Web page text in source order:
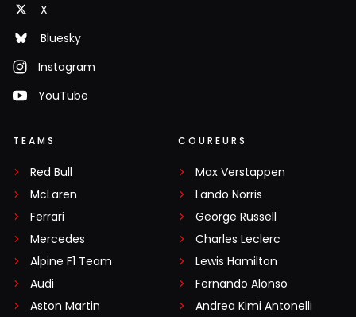
X
Bluesky
Instagram
YouTube
TEAMS
Red Bull
McLaren
Ferrari
Mercedes
Alpine F1 Team
Audi
Aston Martin
COUREURS
Max Verstappen
Lando Norris
George Russell
Charles Leclerc
Lewis Hamilton
Fernando Alonso
Andrea Kimi Antonelli